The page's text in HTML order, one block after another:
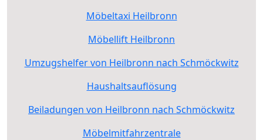
Möbeltaxi Heilbronn
Möbellift Heilbronn
Umzugshelfer von Heilbronn nach Schmöckwitz
Haushaltsauflösung
Beiladungen von Heilbronn nach Schmöckwitz
Möbelmitfahrzentrale